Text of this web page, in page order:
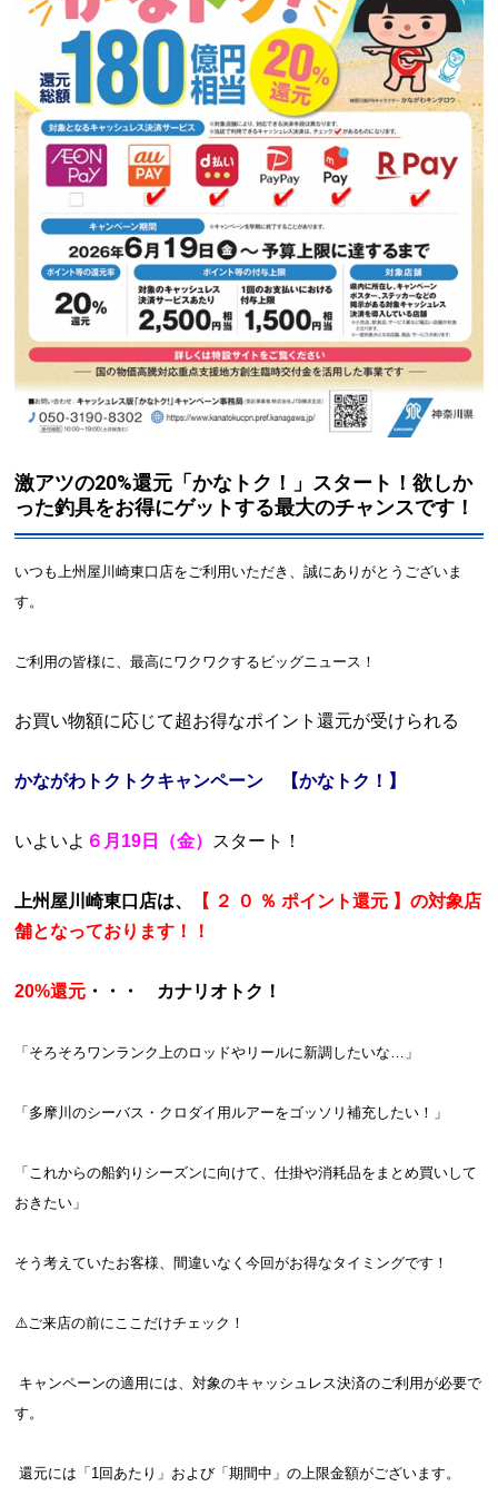
激アツの20%還元「かなトク！」スタート！欲しか
った釣具をお得にゲットする最大のチャンスです！
いつも上州屋川崎東口店をご利用いただき、誠にありがとうございま
す。
ご利用の皆様に、最高にワクワクするビッグニュース！
お買い物額に応じて超お得なポイント還元が受けられる
かながわトクトクキャンペーン　【かなトク！】
いよいよ ６月19日（金） スタート！
上州屋川崎東口店は、
【 ２ ０ ％ ポイント還元 】の対象店
舗となっております！！
20%還元 ・・・　カナリオトク！
「そろそろワンランク上のロッドやリールに新調したいな…」
「多摩川のシーバス・クロダイ用ルアーをゴッソリ補充したい！」
「これからの船釣りシーズンに向けて、仕掛や消耗品をまとめ買いして
おきたい」
そう考えていたお客様、間違いなく今回がお得なタイミングです！
⚠️ご来店の前にここだけチェック！
す。
還元には「1回あたり」および「期間中」の上限金額がございます。